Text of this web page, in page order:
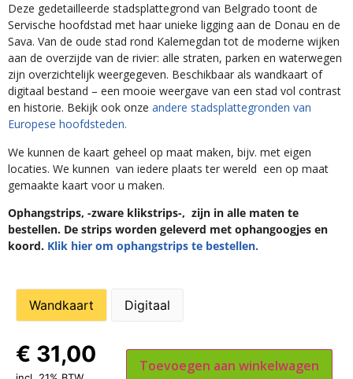
Deze gedetailleerde stadsplattegrond van Belgrado toont de
Servische hoofdstad met haar unieke ligging aan de Donau en de
Sava. Van de oude stad rond Kalemegdan tot de moderne wijken
aan de overzijde van de rivier: alle straten, parken en waterwegen
zijn overzichtelijk weergegeven. Beschikbaar als wandkaart of
digitaal bestand – een mooie weergave van een stad vol contrast
en historie. Bekijk ook onze andere stadsplattegronden van
Europese hoofdsteden.
We kunnen de kaart geheel op maat maken, bijv. met eigen
locaties. We kunnen van iedere plaats ter wereld een op maat
gemaakte kaart voor u maken.
Ophangstrips, -zware klikstrips-, zijn in alle maten te
bestellen. De strips worden geleverd met ophangoogjes en
koord. Klik hier om ophangstrips te bestellen.
Wandkaart Digitaal
€ 31,00 Toevoegen aan winkelwagen